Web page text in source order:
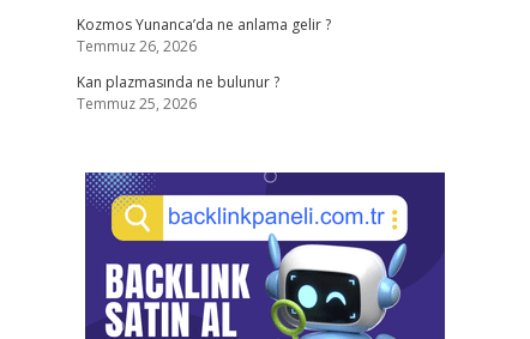
Kozmos Yunanca’da ne anlama gelir ?
Temmuz 26, 2026
Kan plazmasında ne bulunur ?
Temmuz 25, 2026